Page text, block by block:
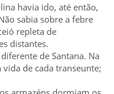
havia ido, até então,
sabia sobre a febre
repleta de
distantes.
de Santana. Na
de cada transeunte;